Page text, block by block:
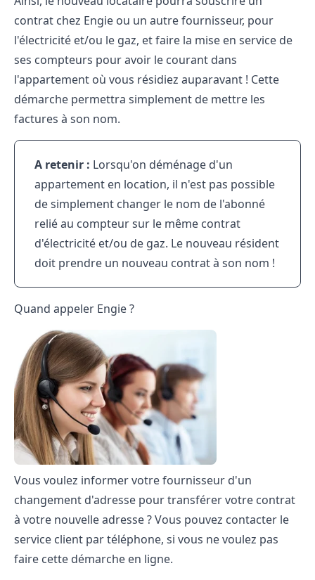
contrat chez Engie ou un autre fournisseur, pour
l'électricité et/ou le gaz, et faire la mise en service de
ses compteurs pour avoir le courant dans
l'appartement où vous résidiez auparavant ! Cette
démarche permettra simplement de mettre les
factures à son nom.
A retenir : Lorsqu'on déménage d'un
appartement en location, il n'est pas possible
de simplement changer le nom de l'abonné
relié au compteur sur le même contrat
d'électricité et/ou de gaz. Le nouveau résident
doit prendre un nouveau contrat à son nom !
Quand appeler Engie ?
Vous voulez informer votre fournisseur d'un
changement d'adresse pour transférer votre contrat
à votre nouvelle adresse ? Vous pouvez contacter le
service client par téléphone, si vous ne voulez pas
faire cette démarche en ligne.